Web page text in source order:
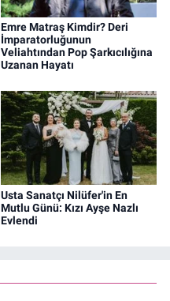
Emre Matraş Kimdir? Deri
İmparatorluğunun
Veliahtından Pop Şarkıcılığına
Uzanan Hayatı
Usta Sanatçı Nilüfer'in En
Mutlu Günü: Kızı Ayşe Nazlı
Evlendi